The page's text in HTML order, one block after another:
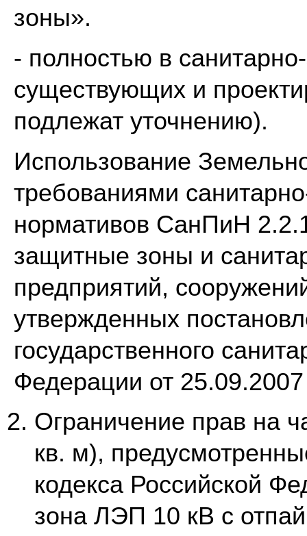
зоны».
- полностью в
существующих и
подлежат уточнению).
Использование
требованиями
нормативов СанПиН
защитные зоны и
предприятий,
утвержденных
государственного
Федерации от
Ограничение прав на
кв. м),
кодекса Российской
зона ЛЭП 10 кВ с